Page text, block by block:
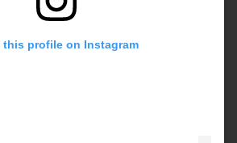
this profile on Instagram